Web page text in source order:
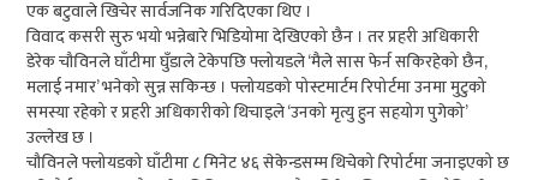
एक बटुवाले खिचेर सार्वजनिक गरिदिएका थिए ।
विवाद कसरी सुरु भयो भन्नेबारे भिडियोमा देखिएको छैन । तर प्रहरी अधिकारी
डेरेक चौविनले घाँटीमा घुँडाले टेकेपछि फ्लोयडले ‘मैले सास फेर्न सकिरहेको छैन,
मलाई नमार’ भनेको सुन्न सकिन्छ । फ्लोयडको पोस्टमार्टम रिपोर्टमा उनमा मुटुको
समस्या रहेको र प्रहरी अधिकारीको थिचाइले ‘उनको मृत्यु हुन सहयोग पुगेको’
उल्लेख छ ।
चौविनले फ्लोयडको घाँटीमा ८ मिनेट ४६ सेकेन्डसम्म थिचेको रिपोर्टमा जनाइएको छ